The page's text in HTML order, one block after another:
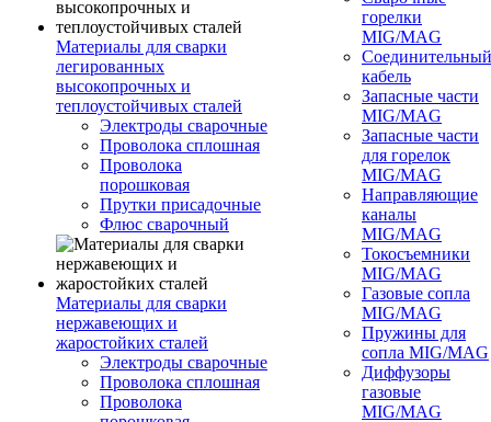
Материалы для сварки
легированных
высокопрочных и
теплоустойчивых сталей
Электроды сварочные
Проволока сплошная
Проволока
порошковая
Прутки присадочные
Флюс сварочный
Материалы для сварки
нержавеющих и
жаростойких сталей
Электроды сварочные
Проволока сплошная
Проволока
горелки
MIG/MAG
Соединительный
кабель
Запасные части
MIG/MAG
Запасные части
для горелок
MIG/MAG
Направляющие
каналы
MIG/MAG
Токосъемники
MIG/MAG
Газовые сопла
MIG/MAG
Пружины для
сопла MIG/MAG
Диффузоры
газовые
MIG/MAG